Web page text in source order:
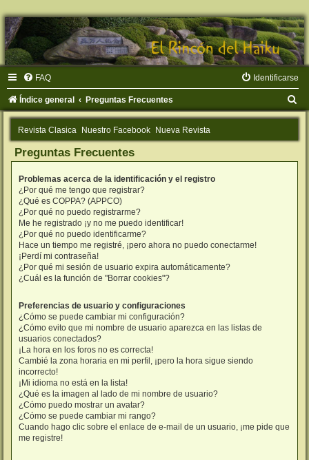
FAQ Identificarse
Índice general Preguntas Frecuentes
u
Revista Clasica Nuestro Facebook Nueva Revista
Preguntas Frecuentes
Problemas acerca de la identificación y el registro
¿Por qué me tengo que registrar?
¿Qué es COPPA? (APPCO)
¿Por qué no puedo registrarme?
Me he registrado ¡y no me puedo identificar!
¿Por qué no puedo identificarme?
Hace un tiempo me registré, ¡pero ahora no puedo conectarme!
¡Perdí mi contraseña!
¿Por qué mi sesión de usuario expira automáticamente?
¿Cuál es la función de "Borrar cookies"?
Preferencias de usuario y configuraciones
¿Cómo se puede cambiar mi configuración?
¿Cómo evito que mi nombre de usuario aparezca en las listas de
usuarios conectados?
¡La hora en los foros no es correcta!
Cambié la zona horaria en mi perfil, ¡pero la hora sigue siendo
incorrecto!
¡Mi idioma no está en la lista!
¿Qué es la imagen al lado de mi nombre de usuario?
¿Cómo puedo mostrar un avatar?
¿Cómo se puede cambiar mi rango?
Cuando hago clic sobre el enlace de e-mail de un usuario, ¡me pide que
me registre!